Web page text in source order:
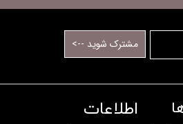
اطلاعات
مشترک شوید -->